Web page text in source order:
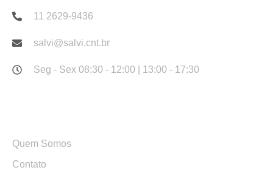
11 2629-9436
salvi@salvi.cnt.br
Seg - Sex 08:30 - 12:00 | 13:00 - 17:30
Quem Somos
Contato